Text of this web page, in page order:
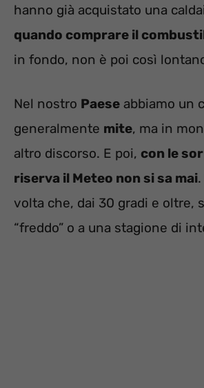
hanno già acquistato una
quando comprare il
in fondo, non è poi così
Nel nostro Paese abbiamo un
generalmente mite, ma in
altro discorso. E poi, con le
riserva il Meteo non si sa mai
volta che, dai 30 gradi e oltre,
“freddo” o a una stagione di